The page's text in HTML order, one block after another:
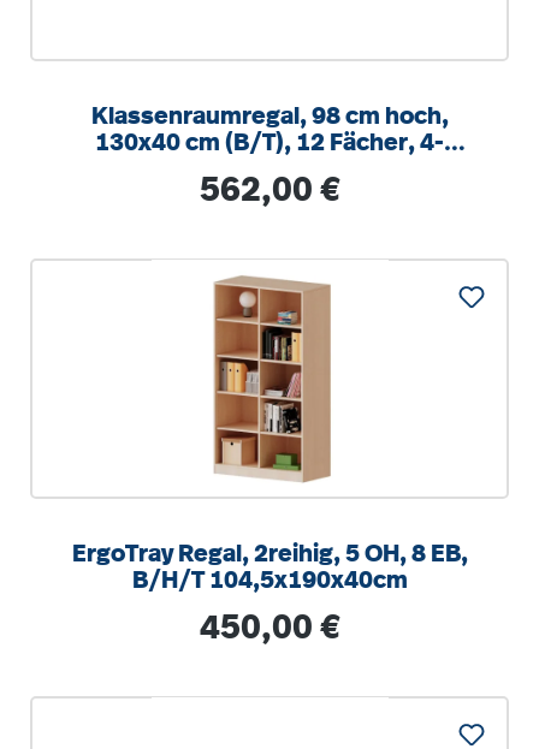
Klassenraumregal, 98 cm hoch,
130x40 cm (B/T), 12 Fächer, 4-
Regulärer Preis:
562,00 €
ErgoTray Regal, 2reihig, 5 OH, 8 EB,
B/H/T 104,5x190x40cm
Regulärer Preis:
450,00 €